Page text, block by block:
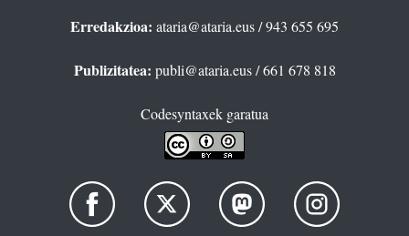
Erredakzioa: ataria@ataria.eus/ 943 655 695
Publizitatea: publi@ataria.eus/ 661 678 818
Codesyntaxek garatua